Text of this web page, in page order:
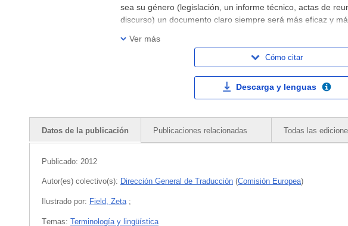
sea su género (legislación, un informe técnico, actas de
discurso) un documento claro siempre será más eficaz y
Ver más
Cómo citar
Descarga y lenguas
Datos de la publicación Publicaciones relacionadas Todas las
Publicado: 2012
Autor(es) colectivo(s): Dirección General de Traducción (Comisión Europea)
Ilustrado por: Field, Zeta ;
Тemas: Terminología y lingüística